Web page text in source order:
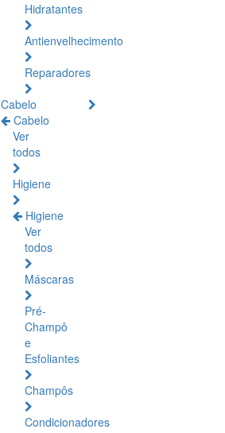
Hidratantes
Antienvelhecimento
Reparadores
Cabelo
Cabelo
Ver
todos
Higiene
Higiene
Ver
todos
Máscaras
Pré-
Champô
e
Esfoliantes
Champôs
Condicionadores